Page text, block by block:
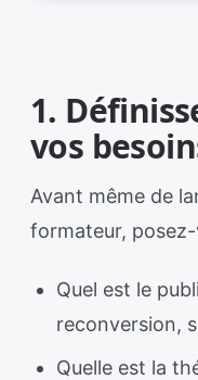
1.
vos
Avant même de
formateur,
Quel est le
reconversion,
Quelle est la